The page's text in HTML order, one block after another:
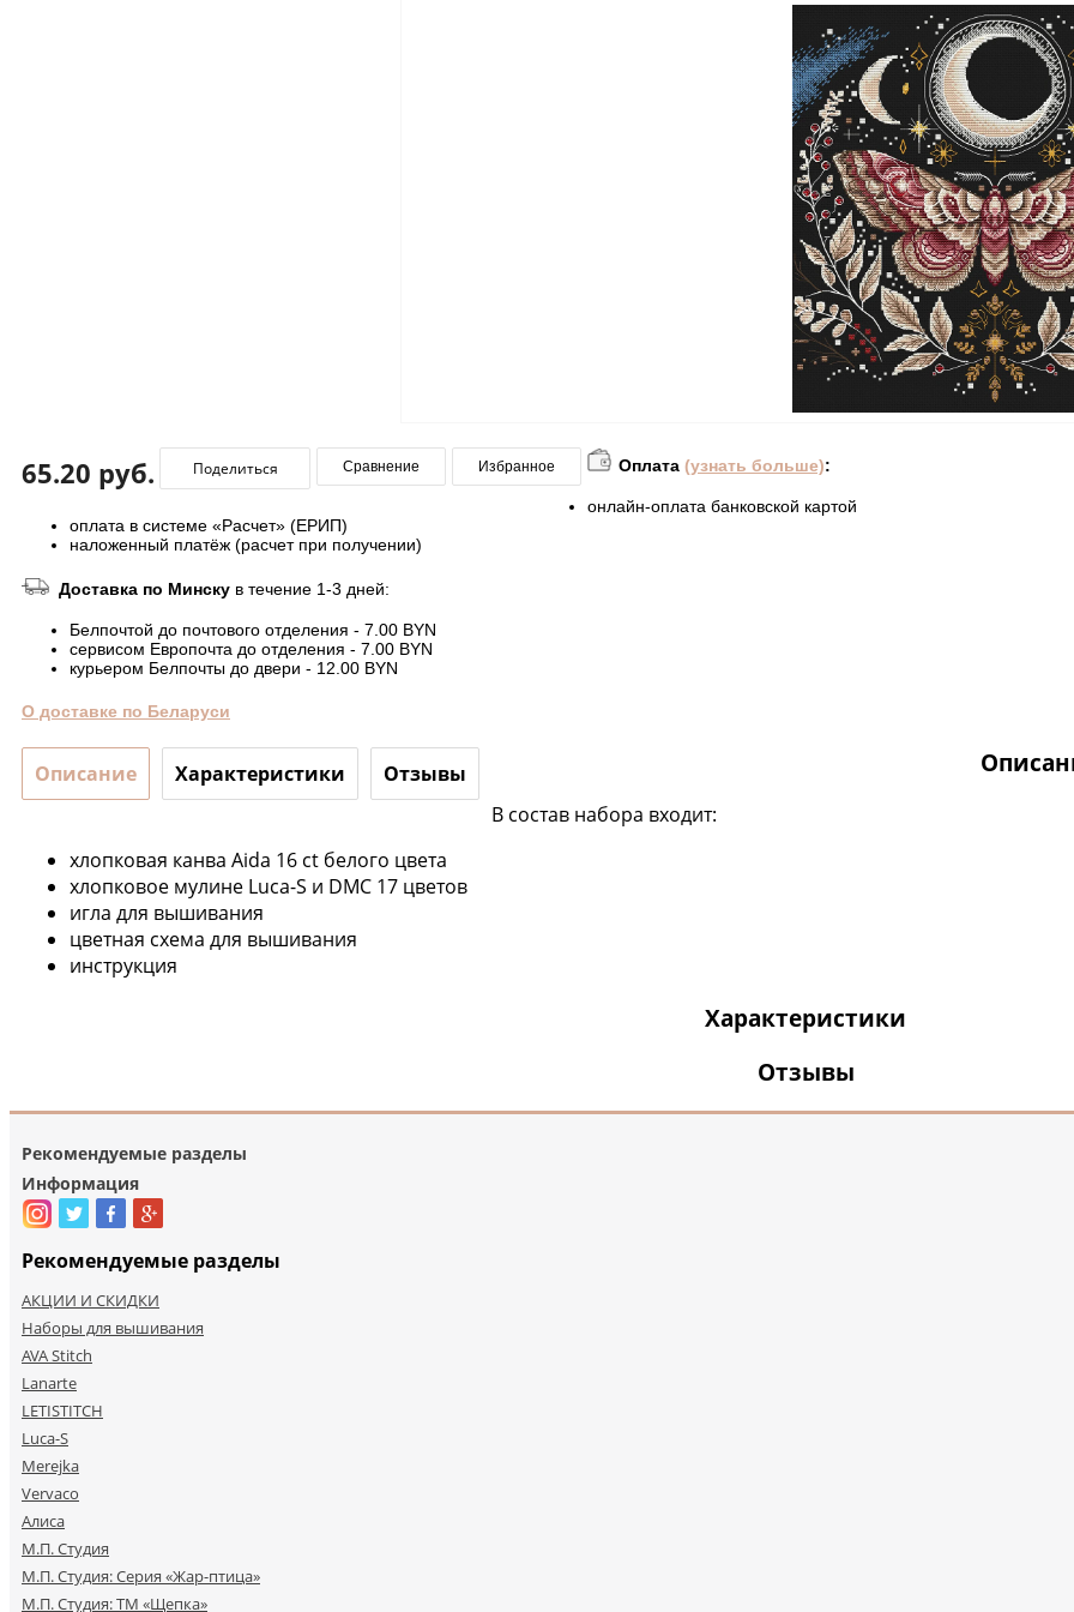
65.20 руб. Поделиться Сравнение Избранное Оплата (узнать больше):
онлайн-оплата банковской картой
оплата в системе «Расчет» (ЕРИП)
наложенный платёж (расчет при получении)
Доставка по Минску в течение 1-3 дней:
Белпочтой до почтового отделения - 7.00 BYN
сервисом Европочта до отделения - 7.00 BYN
курьером Белпочты до двери - 12.00 BYN
О доставке по Беларуси
Описание Характеристики Отзывы
В состав набора входит:
хлопковая канва Aida 16 ct белого цвета
хлопковое мулине Luca-S и DMC 17 цветов
игла для вышивания
цветная схема для вышивания
инструкция
Характеристики
Отзывы
Рекомендуемые разделы
Информация
Рекомендуемые разделы
АКЦИИ И СКИДКИ
Наборы для вышивания
AVA Stitch
Lanarte
LETISTITCH
Luca-S
Merejka
Vervaco
Алиса
М.П. Студия
М.П. Студия: Серия «Жар-птица»
М.П. Студия: ТМ «Щепка»